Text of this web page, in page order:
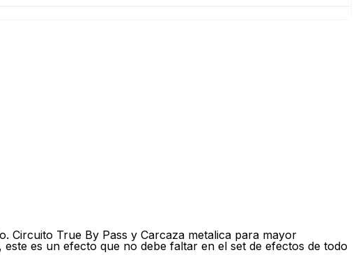
Circuito True By Pass y Carcaza metalica para mayor
es un efecto que no debe faltar en el set de efectos de todo